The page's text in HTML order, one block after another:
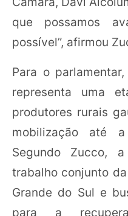
que possamos
possível”, afirmou
Para o
representa uma
produtores rurais
mobilização até
Segundo Zucco,
trabalho conjunto
Grande do Sul e
para a